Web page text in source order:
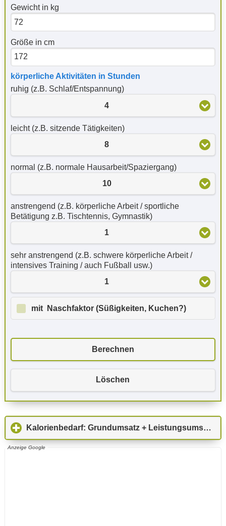
Gewicht in kg
Größe in cm
körperliche Aktivitäten in Stunden
ruhig (z.B. Schlaf/Entspannung)
4
leicht (z.B. sitzende Tätigkeiten)
8
normal (z.B. normale Hausarbeit/Spaziergang)
10
anstrengend (z.B. körperliche Arbeit / sportliche
Betätigung z.B. Tischtennis, Gymnastik)
1
sehr anstrengend (z.B. schwere körperliche Arbeit /
intensives Training / auch Fußball usw.)
1
mit Naschfaktor (Süßigkeiten, Kuchen?)
Berechnen
Löschen
Kalorienbedarf: Grundumsatz + Leistungsumsatz
Anzeige Google